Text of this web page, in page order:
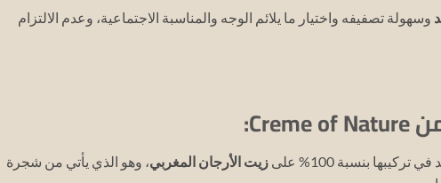
وسهولة تصفيفه واختيار ما يلائم الوجه والمناسبة الاجتماعية، وعدم الالتزام
بنسبة 100% على زيت الأرجان المغربي، وهو الذي يأتي من شجرة